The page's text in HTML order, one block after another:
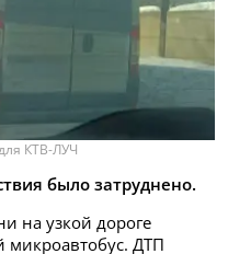
КТВ-ЛУЧ
было затруднено.
на узкой дороге
микроавтобус. ДТП